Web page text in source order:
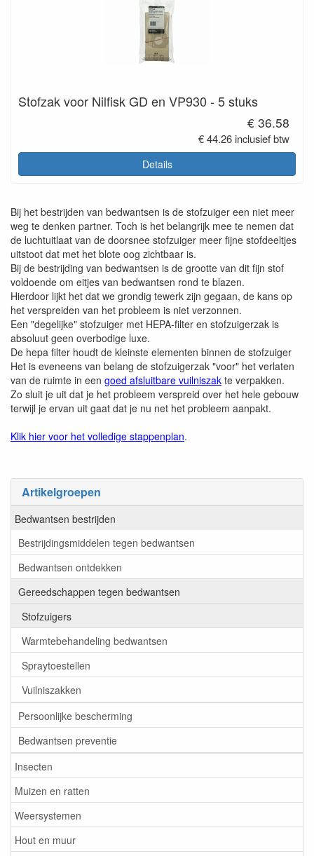
Artikelgroepen
Bedwantsen bestrijden
Bestrijdingsmiddelen tegen bedwantsen
Bedwantsen ontdekken
Gereedschappen tegen bedwantsen
Stofzuigers
Warmtebehandeling bedwantsen
Spraytoestellen
Vuilniszakken
Persoonlijke bescherming
Bedwantsen preventie
Insecten
Muizen en ratten
Weersystemen
Hout en muur
Stofzak voor Nilfisk GD en VP930 - 5 stuks
€ 36.58
€ 44.26 inclusief btw
Details
Bij het bestrijden van bedwantsen is de stofzuiger een niet meer
weg te denken partner. Toch is het belangrijk mee te nemen dat
de luchtuitlaat van de doorsnee stofzuiger meer fijne stofdeeltjes
uitstoot dat met het blote oog zichtbaar is.
Bij de bestrijding van bedwantsen is de grootte van dit fijn stof
voldoende om eitjes van bedwantsen rond te blazen.
Hierdoor lijkt het dat we grondig tewerk zijn gegaan, de kans op
het verspreiden van het probleem is niet verzonnen.
Een "degelijke" stofzuiger met HEPA-filter en stofzuigerzak is
absoluut geen overbodige luxe.
De hepa filter houdt de kleinste elementen binnen de stofzuiger
Het is eveneens van belang de stofzuigerzak "voor" het verlaten
van de ruimte in een goed afsluitbare vuilniszak te verpakken.
Zo sluit je uit dat je het probleem verspreid over het hele gebouw
terwijl je ervan uit gaat dat je nu net het probleem aanpakt.
Klik hier voor het volledige stappenplan.